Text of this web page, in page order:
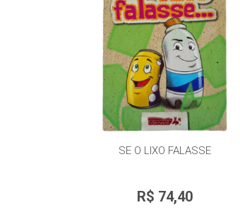
SE O LIXO FALASSE
R$ 74,40